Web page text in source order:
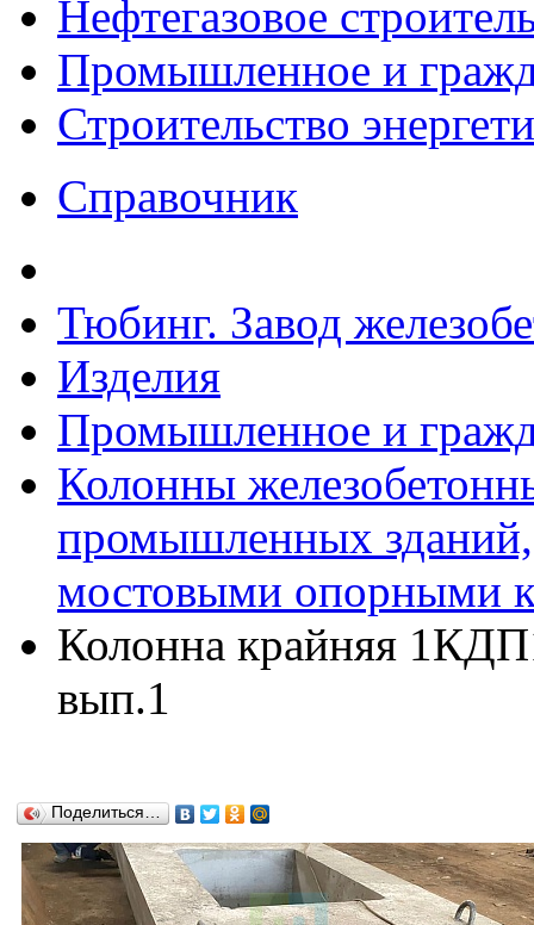
Нефтегазовое
Промышленное и
Строительство
Справочник
Тюбинг. Завод
Изделия
Промышленное и
Колонны
промышленных
мостовыми опорными
Колонна крайняя
вып.1
Поделиться…